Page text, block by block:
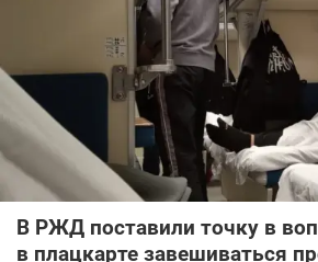
В РЖД поставили точку в
в плацкарте завешиваться